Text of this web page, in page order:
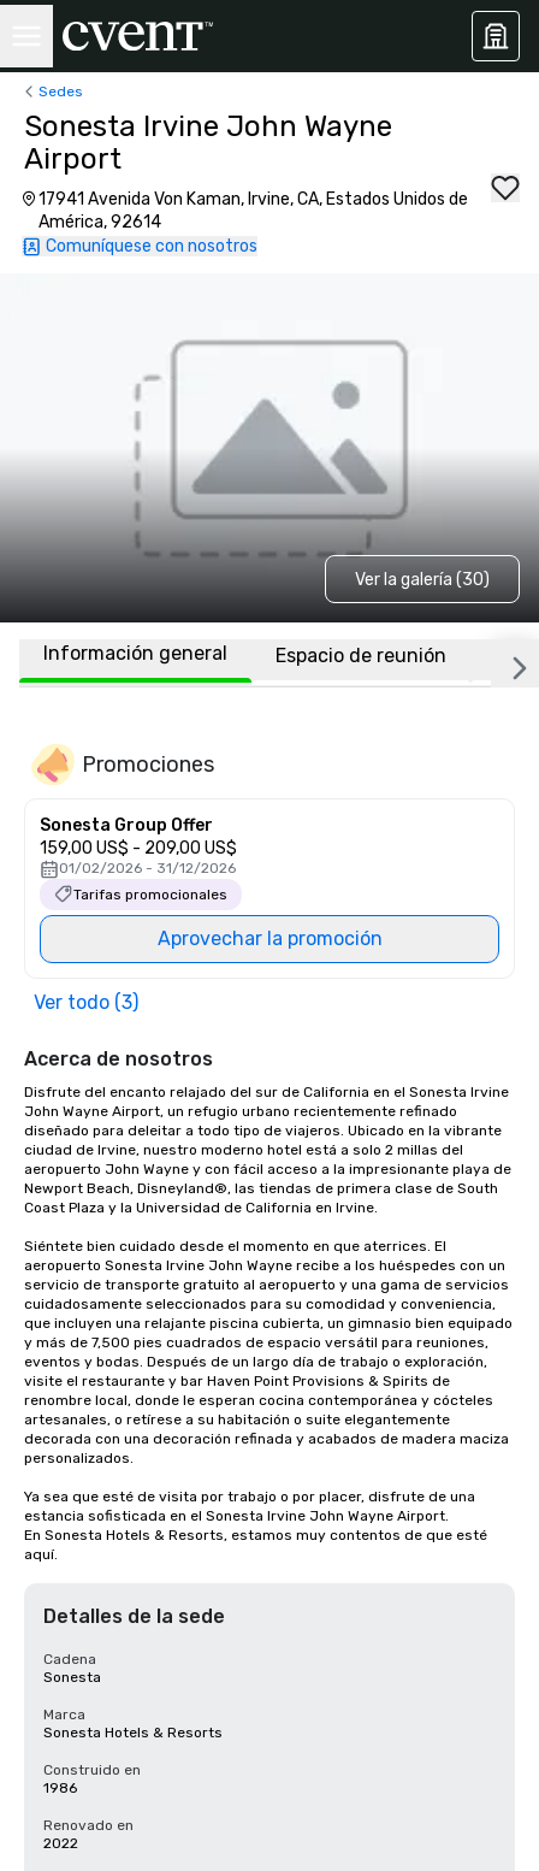
Sedes
Sonesta Irvine John Wayne
Airport
17941 Avenida Von Kaman, Irvine, CA, Estados Unidos de
América, 92614
Comuníquese con nosotros
Ver la galería (30)
Información general Espacio de reunión
Promociones
Sonesta Group Offer
159,00 US$ - 209,00 US$
01/02/2026 - 31/12/2026
Tarifas promocionales
Aprovechar la promoción
Ver todo (3)
Acerca de nosotros
Disfrute del encanto relajado del sur de California en el Sonesta Irvine
John Wayne Airport, un refugio urbano recientemente refinado
diseñado para deleitar a todo tipo de viajeros. Ubicado en la vibrante
ciudad de Irvine, nuestro moderno hotel está a solo 2 millas del
aeropuerto John Wayne y con fácil acceso a la impresionante playa de
Newport Beach, Disneyland®, las tiendas de primera clase de South
Coast Plaza y la Universidad de California en Irvine.
Siéntete bien cuidado desde el momento en que aterrices. El
aeropuerto Sonesta Irvine John Wayne recibe a los huéspedes con un
servicio de transporte gratuito al aeropuerto y una gama de servicios
cuidadosamente seleccionados para su comodidad y conveniencia,
que incluyen una relajante piscina cubierta, un gimnasio bien equipado
y más de 7,500 pies cuadrados de espacio versátil para reuniones,
eventos y bodas. Después de un largo día de trabajo o exploración,
visite el restaurante y bar Haven Point Provisions & Spirits de
renombre local, donde le esperan cocina contemporánea y cócteles
artesanales, o retírese a su habitación o suite elegantemente
decorada con una decoración refinada y acabados de madera maciza
personalizados.
Ya sea que esté de visita por trabajo o por placer, disfrute de una
estancia sofisticada en el Sonesta Irvine John Wayne Airport.
En Sonesta Hotels & Resorts, estamos muy contentos de que esté
aquí.
Detalles de la sede
Cadena
Sonesta
Marca
Sonesta Hotels & Resorts
Construido en
1986
Renovado en
2022